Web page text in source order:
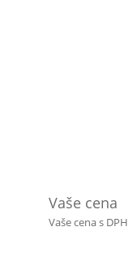
Vaše cena
Vaše cena s DPH